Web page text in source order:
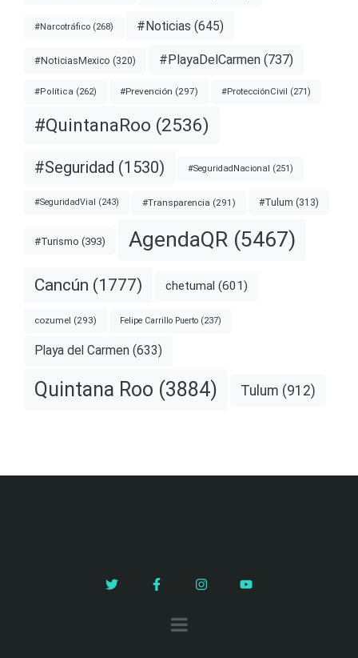
#Narcotráfico (268) #Noticias (645)
#NoticiasMexico (320) #PlayaDelCarmen (737)
#Política (262) #Prevención (297) #ProtecciónCivil (271)
#QuintanaRoo (2536)
#Seguridad (1530) #SeguridadNacional (251)
#SeguridadVial (243) #Transparencia (291) #Tulum (313)
#Turismo (393) AgendaQR (5467)
Cancún (1777) chetumal (601)
cozumel (293) Felipe Carrillo Puerto (237)
Playa del Carmen (633)
Quintana Roo (3884) Tulum (912)